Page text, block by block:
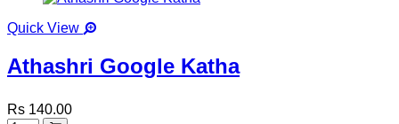
Quick View
Athashri Google Katha
Rs 140.00